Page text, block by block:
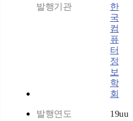
발행기관
한
국
컴
퓨
터
정
보
학
회
발행연도 19uu